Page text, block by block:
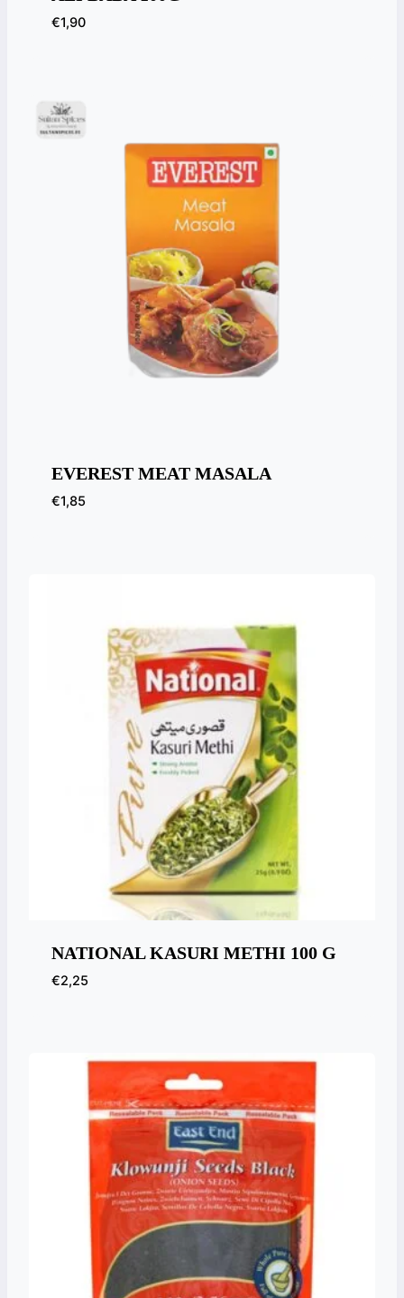
€1,90
EVEREST MEAT MASALA
€1,85
NATIONAL KASURI METHI 100 G
€2,25